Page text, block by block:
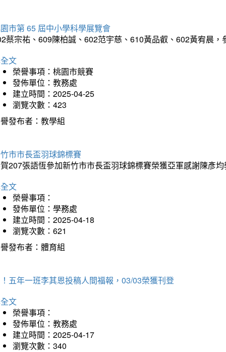
市第 65 屆中小學科學展覽會
蔡宗祐、609陳柏誠、602范宇慈、610黃品叡、602黃宥晨
文
榮譽事項：桃園市競賽
發佈單位：教務處
建立時間：2025-04-25
瀏覽次數：423
發布者：教學組
市市長盃羽球錦標賽
207張語恆參加新竹市市長盃羽球錦標賽榮獲亞軍感謝陳彥
文
榮譽事項：
發佈單位：學務處
建立時間：2025-04-18
瀏覽次數：621
發布者：體育組
五年一班李其恩投稿人間福報，03/03榮獲刊登
文
榮譽事項：
發佈單位：教務處
建立時間：2025-04-17
瀏覽次數：340